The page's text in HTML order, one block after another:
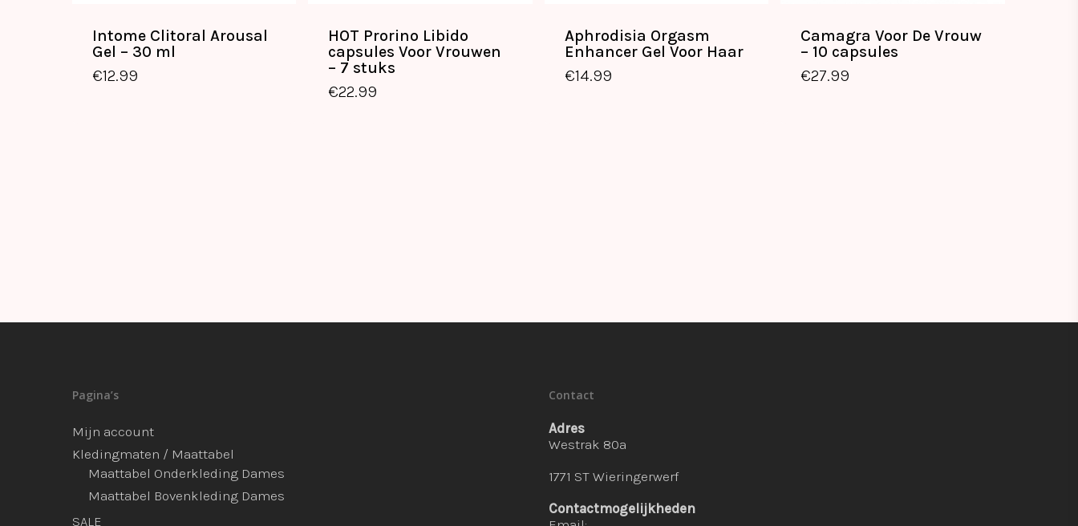
Intome Clitoral Arousal
Gel – 30 ml
€12.99
€
HOT Prorino Libido
capsules Voor Vrouwen
– 7 stuks
€22.99
€22.99
Aphrodisia Orgasm
Enhancer Gel Voor Haar
€14.99
€14.99
Camagra Voor De Vrouw
– 10 capsules
€27.99
€27.99
Pagina’s
Mijn account
Kledingmaten / Maattabel
Maattabel Onderkleding Dames
Maattabel Bovenkleding Dames
SALE
Contact
Adres
Westrak 80a
1771 ST Wieringerwerf
Contactmogelijkheden